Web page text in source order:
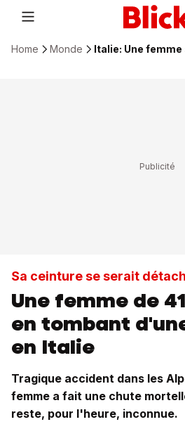
Home Monde Italie: Une
Sa ceinture se serait
Une femme de
en tombant
en Italie
Tragique accident dans les
femme a fait une chute
reste, pour l'heure, inconnue.